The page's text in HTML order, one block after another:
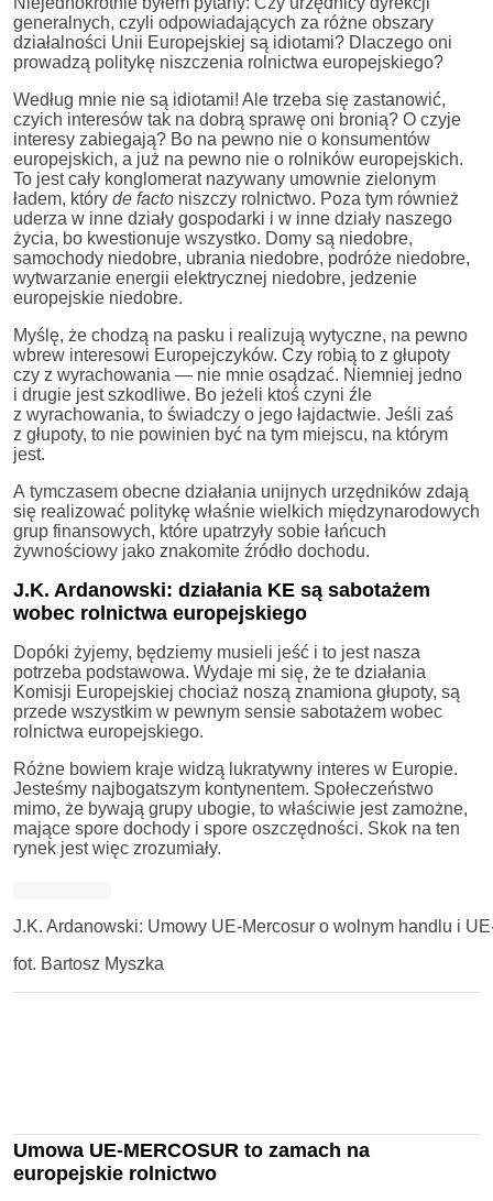
generalnych, czyli odpowiadających za różne obszary
działalności Unii Europejskiej są idiotami? Dlaczego oni
prowadzą politykę niszczenia rolnictwa europejskiego?
Według mnie nie są idiotami! Ale trzeba się zastanowić,
czyich interesów tak na dobrą sprawę oni bronią? O czyje
interesy zabiegają? Bo na pewno nie o konsumentów
europejskich, a już na pewno nie o rolników europejskich.
To jest cały konglomerat nazywany umownie zielonym
ładem, który de facto niszczy rolnictwo. Poza tym również
uderza w inne działy gospodarki i w inne działy naszego
życia, bo kwestionuje wszystko. Domy są niedobre,
samochody niedobre, ubrania niedobre, podróże niedobre,
wytwarzanie energii elektrycznej niedobre, jedzenie
europejskie niedobre.
Myślę, że chodzą na pasku i realizują wytyczne, na pewno
wbrew interesowi Europejczyków. Czy robią to z głupoty
czy z wyrachowania — nie mnie osądzać. Niemniej jedno
i drugie jest szkodliwe. Bo jeżeli ktoś czyni źle
z wyrachowania, to świadczy o jego łajdactwie. Jeśli zaś
z głupoty, to nie powinien być na tym miejscu, na którym
jest.
A tymczasem obecne działania unijnych urzędników zdają
się realizować politykę właśnie wielkich międzynarodowych
grup finansowych, które upatrzyły sobie łańcuch
żywnościowy jako znakomite źródło dochodu.
J.K. Ardanowski: działania KE są sabotażem
wobec rolnictwa europejskiego
Dopóki żyjemy, będziemy musieli jeść i to jest nasza
potrzeba podstawowa. Wydaje mi się, że te działania
Komisji Europejskiej chociaż noszą znamiona głupoty, są
przede wszystkim w pewnym sensie sabotażem wobec
rolnictwa europejskiego.
Różne bowiem kraje widzą lukratywny interes w Europie.
Jesteśmy najbogatszym kontynentem. Społeczeństwo
mimo, że bywają grupy ubogie, to właściwie jest zamożne,
mające spore dochody i spore oszczędności. Skok na ten
rynek jest więc zrozumiały.
J.K. Ardanowski: Umowy UE-Mercosur o wolnym handlu i
fot. Bartosz Myszka
Umowa UE-MERCOSUR to zamach na
europejskie rolnictwo